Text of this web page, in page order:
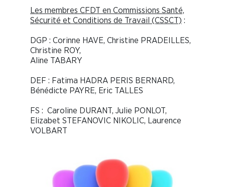
Les membres CFDT en Commissions Santé,
Sécurité et Conditions de Travail (CSSCT) :
DGP : Corinne HAVE, Christine PRADEILLES,
Christine ROY,
Aline TABARY
DEF : Fatima HADRA PERIS BERNARD,
Bénédicte PAYRE, Eric TALLES
FS : Caroline DURANT, Julie PONLOT,
Elizabet STEFANOVIC NIKOLIC, Laurence
VOLBART